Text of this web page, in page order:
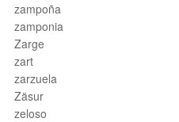
zampoña
zamponia
Zarge
zart
zarzuela
Zäsur
zeloso